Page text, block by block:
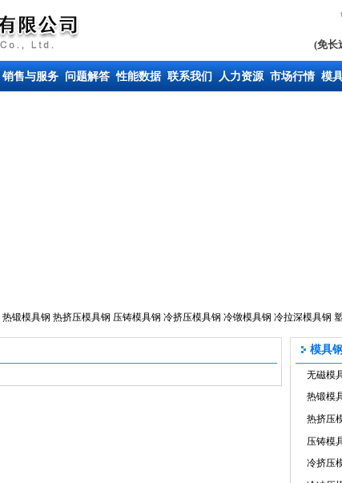
(免长
销售与服务 问题解答 性能数据 联系我们 人力资源 市场行情 模
热锻模具钢 热挤压模具钢 压铸模具钢 冷挤压模具钢 冷镦模具钢 冷拉深模具钢
模具
无磁模
热锻模
热挤压
压铸模
冷挤压